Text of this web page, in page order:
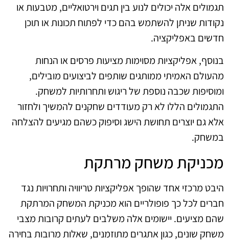
תגמולים אלה יכולים לנוע בין תגים וירטואליים, מטבעות או
נקודות שניתן להשתמש בהם כדי לפתוח תכונות או תוכן
חדשים באפליקציה.
בנוסף, אפליקציות מסוימות מציעות פרסים או הנחות
מהעולם האמיתי ממותגים שותפים לביצועים מובילים,
ומוסיפות שכבה נוספת של ריגוש ותחרותיות למשחק.
התגמולים הללו לא רק מעודדים שחקנים להמשיך ולחזור
אלא גם יוצרים תחושת הישג וסיפוק כשהם מגיעים להצלחה
במשחק.
מכניקת משחק מרתקת
היבט מרכזי אחד שהופך אפליקציות טריוויה ותחרויות נגד
חברים לכל כך פופולריים הוא מכניקת המשחק המרתקת
שהם מציעים. יישומים אלה משלבים לעתים קרובות מצבי
משחק שונים, כגון אתגרים מתוזמנים, שאלות מרובות בחירה